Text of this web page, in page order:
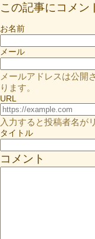
この記事にコメン
お名前
メール
メールアドレスは公開
ります。
URL
入力すると投稿者名が
タイトル
コメント